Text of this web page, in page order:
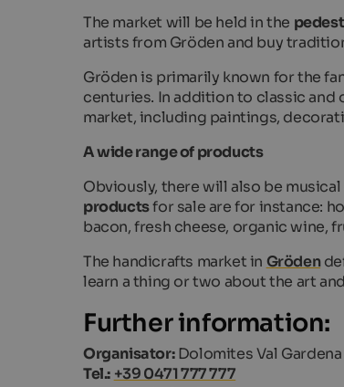
The market will be held in the
artists from Gröden and buy
Gröden is primarily known for the
centuries. In addition to classic and
market, including paintings,
A wide range of products
Obviously, there will also be
productsfor sale are for instance:
bacon, fresh cheese, organic wine,
The handicrafts market in Gröden
learn a thing or two about the art
Further information:
Organisator:Dolomites Val Gardena
Tel.: +39 0471 777 777